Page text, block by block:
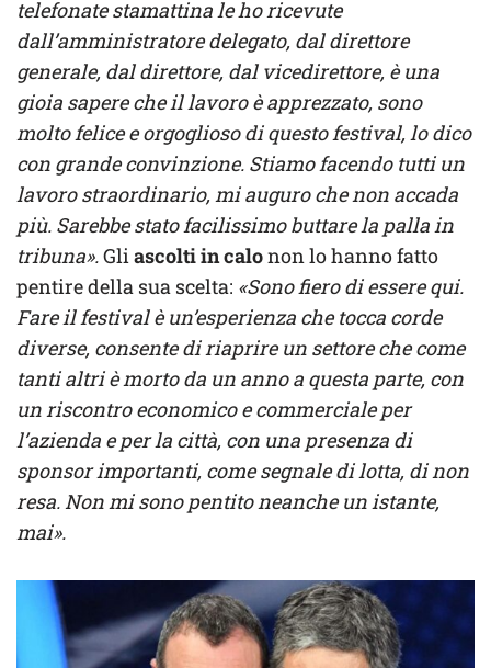
telefonate stamattina le ho ricevute
dall’amministratore delegato, dal direttore
generale, dal direttore, dal vicedirettore, è una
gioia sapere che il lavoro è apprezzato, sono
molto felice e orgoglioso di questo festival, lo dico
con grande convinzione. Stiamo facendo tutti un
lavoro straordinario, mi auguro che non accada
più. Sarebbe stato facilissimo buttare la palla in
tribuna».Gliascolti in calonon lo hanno fatto
pentire della sua scelta: «Sono fiero di essere qui.
Fare il festival è un’esperienza che tocca corde
diverse, consente di riaprire un settore che come
tanti altri è morto da un anno a questa parte, con
un riscontro economico e commerciale per
l’azienda e per la città, con una presenza di
sponsor importanti, come segnale di lotta, di non
resa. Non mi sono pentito neanche un istante,
mai».